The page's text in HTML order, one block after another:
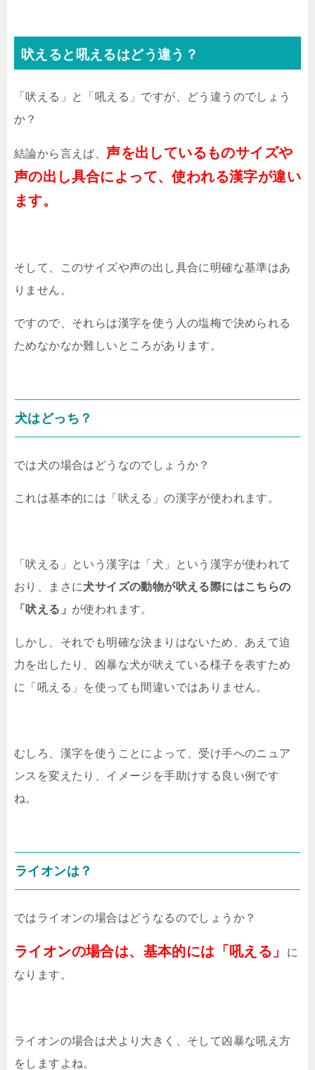
吠えると吼えるはどう違う？
「吠える」と「吼える」ですが、どう違うのでしょう
か？
結論から言えば、 声を出しているものサイズや
声の出し具合によって、使われる漢字が違い
ます。
そして、このサイズや声の出し具合に明確な基準はあ
りません。
ですので、それらは漢字を使う人の塩梅で決められる
ためなかなか難しいところがあります。
犬はどっち？
では犬の場合はどうなのでしょうか？
これは基本的には「吠える」の漢字が使われます。
「吠える」という漢字は「犬」という漢字が使われて
おり、まさに犬サイズの動物が吠える際にはこちらの
「吠える」 が使われます。
しかし、それでも明確な決まりはないため、あえて迫
力を出したり、凶暴な犬が吠えている様子を表すため
に「吼える」を使っても間違いではありません。
むしろ、漢字を使うことによって、受け手へのニュア
ンスを変えたり、イメージを手助けする良い例です
ね。
ライオンは？
ではライオンの場合はどうなるのでしょうか？
ライオンの場合は、基本的には「吼える」
に
なります。
ライオンの場合は犬より大きく、そして凶暴な吼え方
をしますよね。